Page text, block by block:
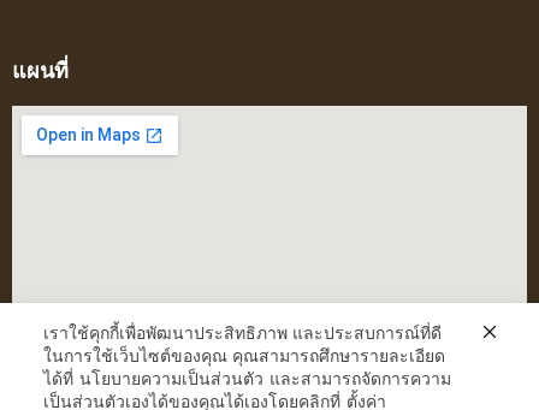
แผนที่
เราใช้คุกกี้เพื่อพัฒนาประสิทธิภาพ และประสบการณ์ที่ดี
ในการใช้เว็บไซต์ของคุณ คุณสามารถศึกษารายละเอียด
ได้ที่ นโยบายความเป็นส่วนตัว และสามารถจัดการความ
เป็นส่วนตัวเองได้ของคุณได้เองโดยคลิกที่ ตั้งค่า